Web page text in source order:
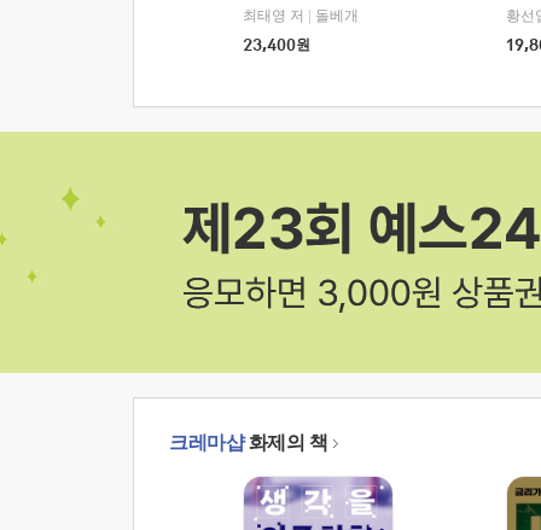
최태영 저
돌베개
23,400원
황선
크레마샵화제의 책